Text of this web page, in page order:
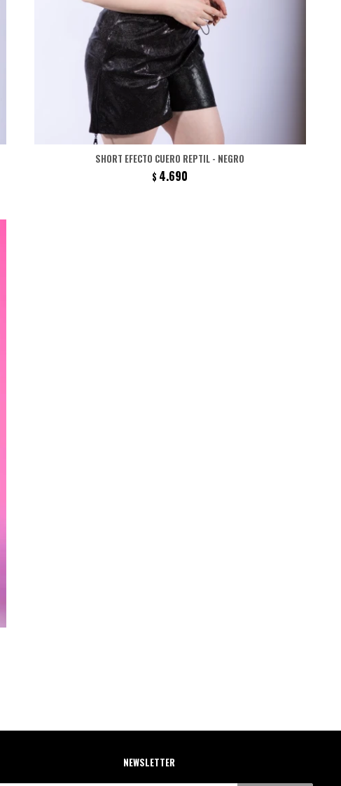
SHORT EFECTO CUERO REPTIL - NEGRO
$ 4.690
NEWSLETTER